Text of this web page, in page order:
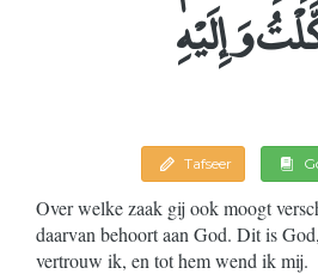
وَإِلَيْهِ
Tafseer
Over welke zaak gij ook moogt
daarvan behoort aan God. Dit is
vertrouw ik, en tot hem wend ik mij.